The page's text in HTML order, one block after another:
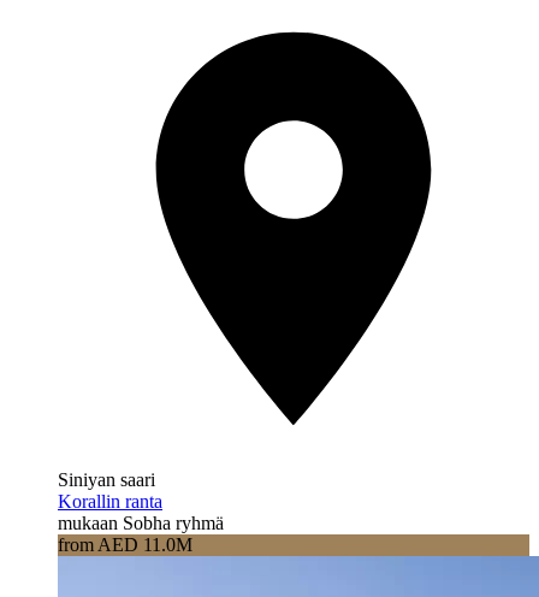
Siniyan saari
Korallin ranta
mukaan Sobha ryhmä
from AED 11.0M